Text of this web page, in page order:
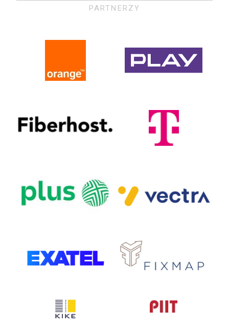
PARTNERZY